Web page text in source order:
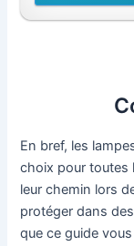
En bref, les
choix pour toutes
leur chemin lors
protéger dans
que ce guide